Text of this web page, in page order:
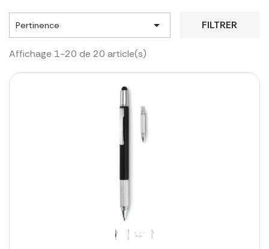
Pertinence  FILTRER
Affichage 1-20 de 20 article(s)